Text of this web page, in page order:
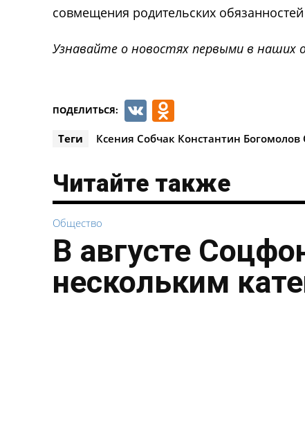
совмещения родительских
Узнавайте о новостях первыми в наших
ПОДЕЛИТЬСЯ: VK
Теги Ксения Собчак Константин Богомолов
Читайте также
Общество
В августе
нескольким